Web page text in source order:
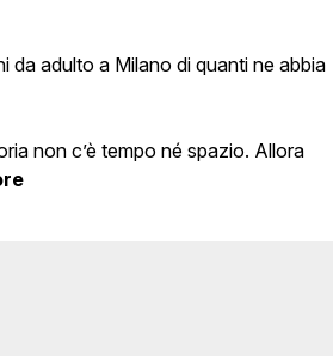
da adulto a Milano di quanti ne abbia
non c’è tempo né spazio. Allora